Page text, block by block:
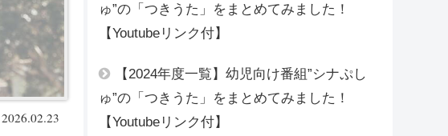
2026.02.23
ゅ”の「つきうた」をまとめてみました！
【Youtubeリンク付】
【2024年度一覧】幼児向け番組”シナぷし
ゅ”の「つきうた」をまとめてみました！
【Youtubeリンク付】